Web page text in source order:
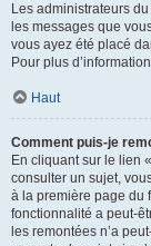
Les administrateurs
les messages que
vous ayez été placé
Pour plus
Haut
Comment puis-je
En cliquant sur le lien
consulter un sujet,
à la première page du
fonctionnalité a peut-
les remontées n’a